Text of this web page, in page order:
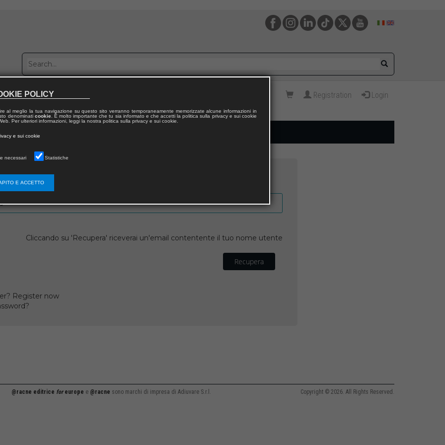
with us Registration Login
email che hai fornito in fase di registrazione
Cliccando su 'Recupera' riceverai un'email contentente il tuo nome utente
Recupera
Register now
@racne editrice foreurope e @racne sono marchi di impresa di Adiuvare S.r.l. Copyright © 2026. All Rights Reserved.
POLICY
al meglio la tua navigazione su questo sito verranno temporaneamente memorizzate alcune informazioni in
denominati cookie. È molto importante che tu sia informato e che accetti la politica sulla privacy e sui cookie
Per ulteriori informazioni, leggi la nostra politica sulla privacy e sui cookie.
e sui cookie
necessari Statistiche
E ACCETTO